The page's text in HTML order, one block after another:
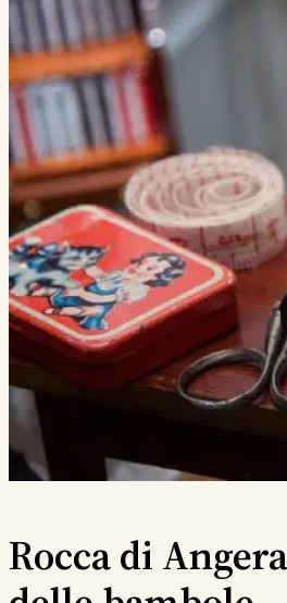
Rocca di